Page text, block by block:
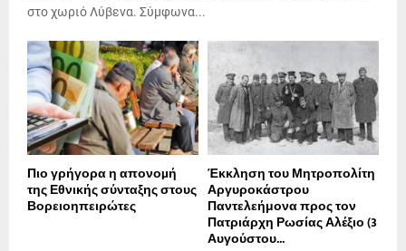
στο χωριό Λύβενα. Σύμφωνα...
Πιο γρήγορα η απονοµή
της Εθνικής σύνταξης στους
Βορειοηπειρώτες
Έκκληση του Μητροπολίτη
Αργυροκάστρου
Παντελεήμονα προς τον
Πατριάρχη Ρωσίας Αλέξιο (3
Αυγούστου...